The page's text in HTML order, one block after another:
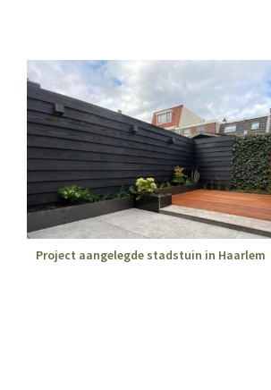
Project aangelegde stadstuin in Haarlem